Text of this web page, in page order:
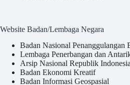
Website Badan/Lembaga Negara
Badan Nasional Penanggulangan
Lembaga Penerbangan dan
Arsip Nasional Republik Indonesia
Badan Ekonomi Kreatif
Badan Informasi Geospasial